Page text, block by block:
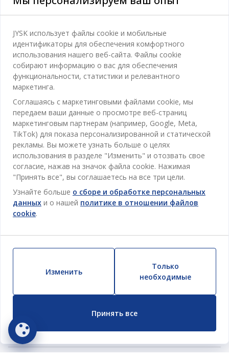
Кабинет
Гостиная
Отдел обслуживания клиентов
Контакты службы поддержки клиентов
Магазины и часы работы
JYSK
Про JYSK
JYSK использует файлы cookie и мобильные
идентификаторы для обеспечения комфортного
использования нашего веб-сайта. Файлы cookie
собирают информацию о вас для обеспечения
функциональности, статистики и релевантного
маркетинга.
Соглашаясь с маркетинговыми файлами cookie, мы
передаем ваши данные о просмотре веб-страниц
маркетинговым партнерам (например, Google, Meta,
TikTok) для показа персонализированной и статической
рекламы. Вы можете узнать больше о целях
использования в разделе "Изменить" и отозвать свое
согласие, нажав на значок файла cookie. Нажимая
"Принять все", вы соглашаетесь на все три цели.
Узнайте больше о сборе и обработке персональных
данных и о нашей политике в отношении файлов
cookie.
Изменить
Только
необходимые
Принять все